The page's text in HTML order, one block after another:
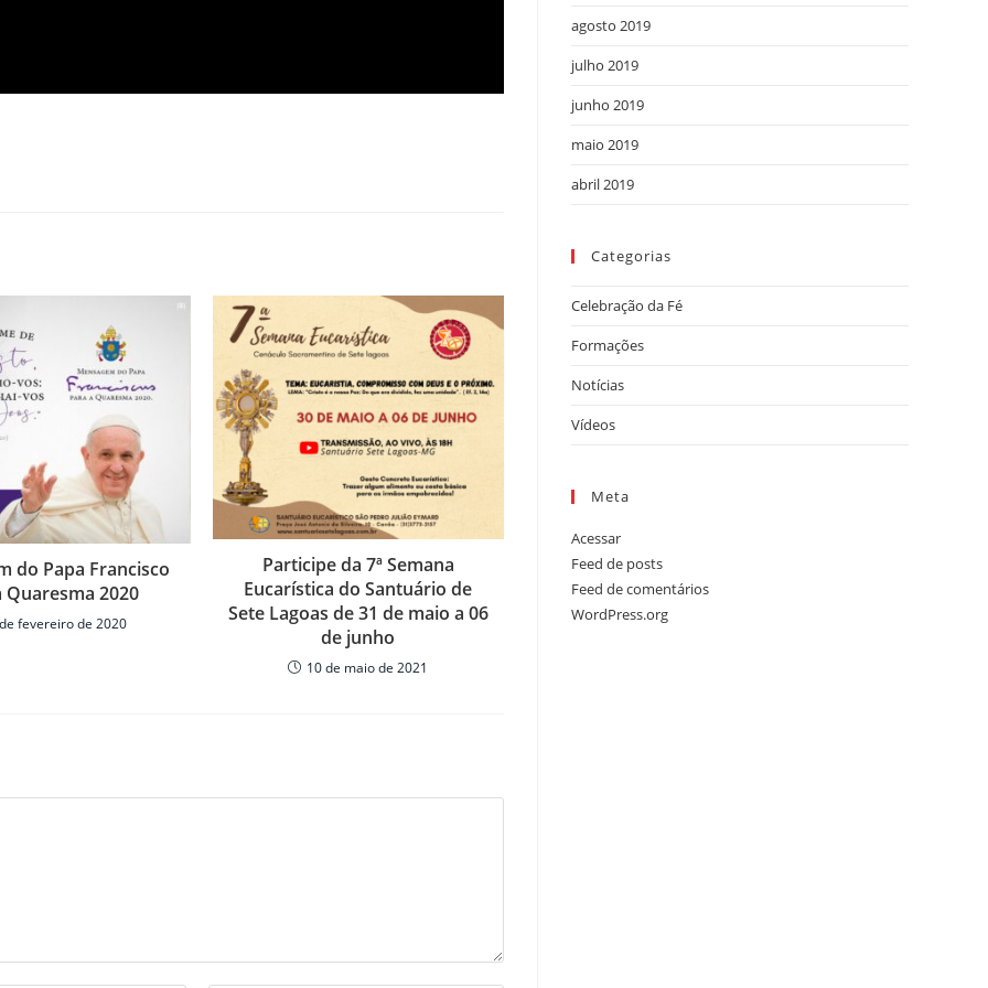
do Papa Francisco
Quaresma 2020
fevereiro de 2020
Participe da 7ª Semana
Eucarística do Santuário de
Sete Lagoas de 31 de maio a 06
de junho
10 de maio de 2021
agosto 2019
julho 2019
junho 2019
maio 2019
abril 2019
Categorias
Celebração da Fé
Formações
Notícias
Vídeos
Meta
Acessar
Feed de posts
Feed de comentários
WordPress.org